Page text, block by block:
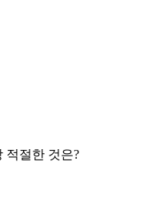
적절한 것은?